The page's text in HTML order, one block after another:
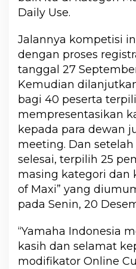
Daily Use.
Jalannya kompetisi
dengan proses
tanggal 27
Kemudian
bagi 40 peserta
mempresentasikan
kepada para dewan
meeting. Dan
selesai, terpilih 25
masing kategori dan
of Maxi” yang
pada Senin, 20
“Yamaha Indonesia
kasih dan selamat
modifikator Online